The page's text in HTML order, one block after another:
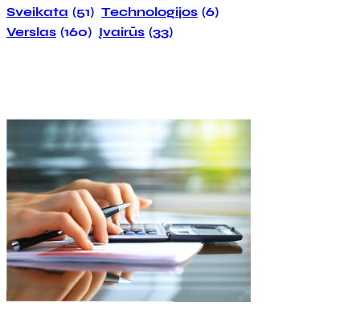
Sveikata (51) Technologijos (6)
Verslas (160) Įvairūs (33)